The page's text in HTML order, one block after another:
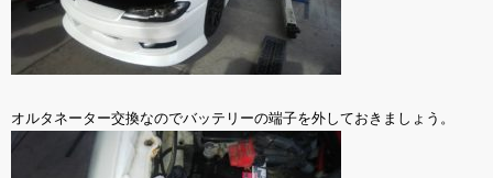
オルタネーター交換なのでバッテリーの端子を外しておきましょう。